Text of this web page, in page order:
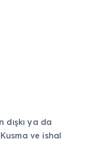
dışkı ya da
ve ishal